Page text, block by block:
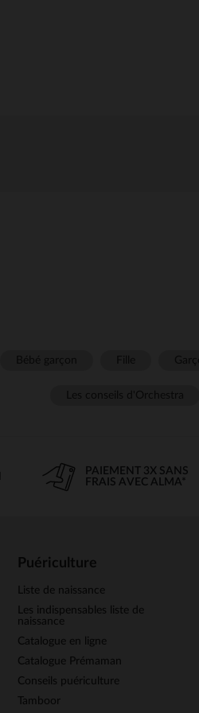
PAIEMENT 3X SANS
FRAIS AVEC ALMA*
Puériculture
Liste de naissance
Les indispensables liste de
naissance
Catalogue en ligne
Catalogue Prémaman
Conseils puériculture
Tamboor